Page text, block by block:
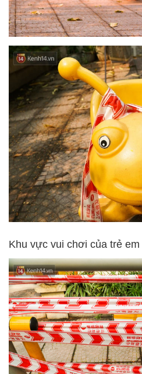
Khu vực vui chơi của trẻ